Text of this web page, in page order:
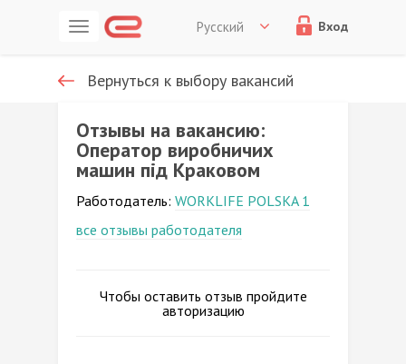
Вход
Русский
Вернуться к выбору вакансий
Отзывы на вакансию:
Оператор виробничих
машин під Краковом
Работодатель: WORKLIFE POLSKA 1
все отзывы работодателя
Чтобы оставить отзыв пройдите
авторизацию